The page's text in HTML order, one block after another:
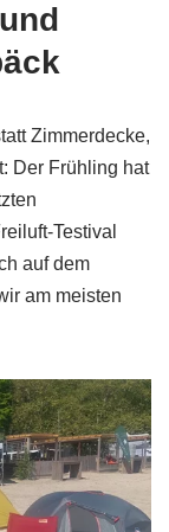
Zimmerdecke,
Der Frühling hat
Testival
auf dem
am meisten